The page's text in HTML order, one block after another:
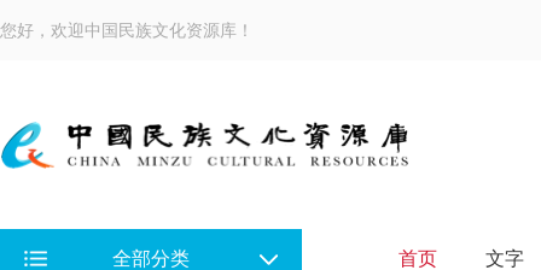
您好，欢迎中国民族文化资源库！
全部分类 首页 文字